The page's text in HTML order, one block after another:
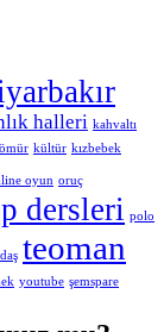
halleri kahvaltı
kültür kızbebek
oyun oruç
dersleri polo
teoman
youtube şemspare